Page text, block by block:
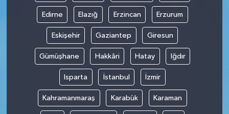
Edirne Elazığ Erzincan Erzurum
Eskişehir Gaziantep Giresun
Gümüşhane Hakkâri Hatay Iğdır
Isparta İstanbul İzmir
Kahramanmaraş Karabük Karaman